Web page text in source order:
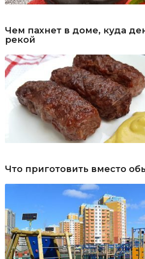
Чем пахнет в доме, куда
рекой
Что приготовить вместо